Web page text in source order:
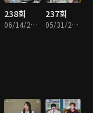
238회
06/14/2026 • 48분
237회
05/31/2026 • 48분